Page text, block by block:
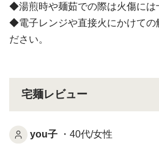
◆湯煎時や麺茹での際は火傷には
◆電子レンジや直接火にかけての
ださい。
宅麺レビュー
you子 ・40代/女性